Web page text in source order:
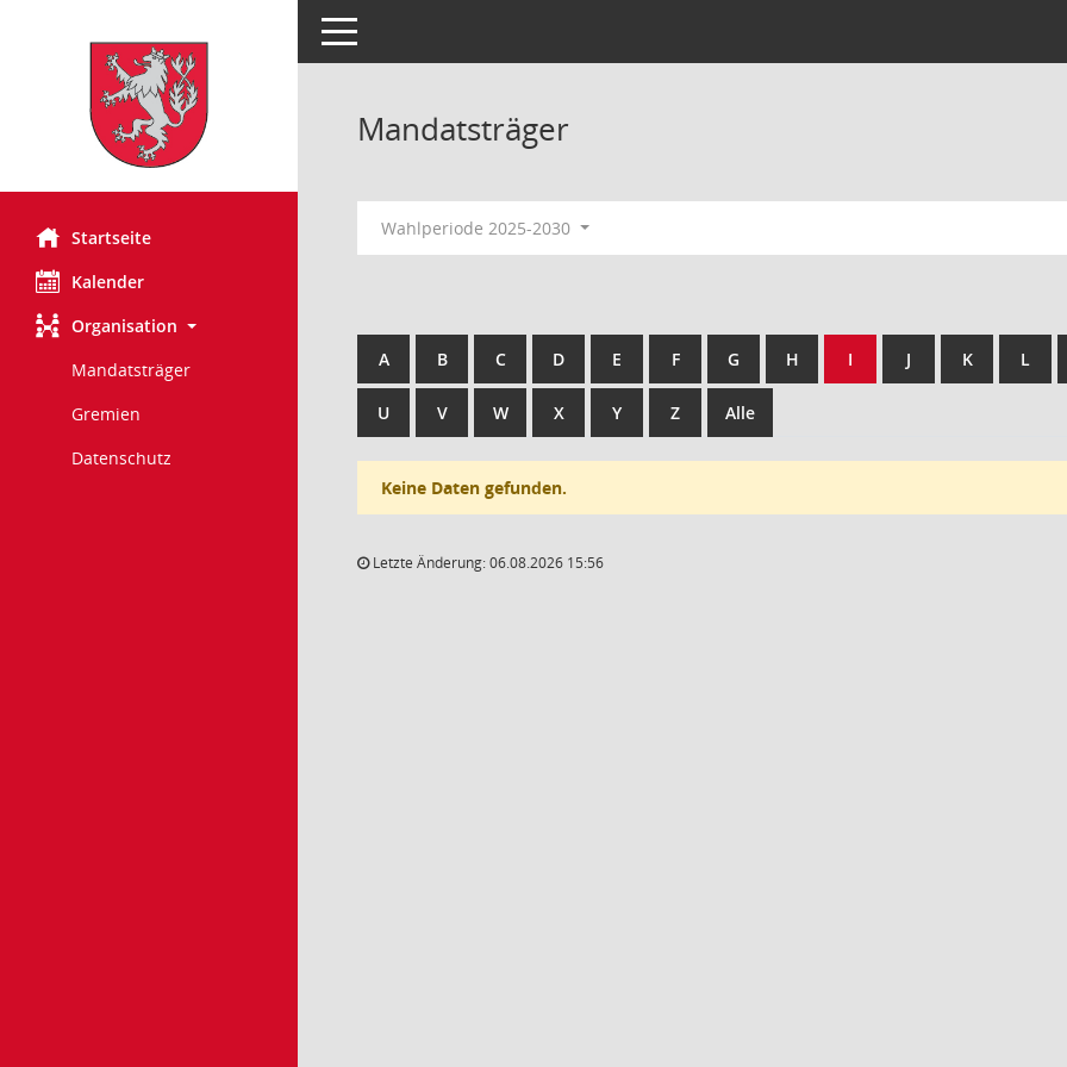
Startseite
Kalender
Organisation
Mandatsträger
Gremien
Datenschutz
Toggle navigation
Mandatsträger
Wahlperiode 2025-2030
A B C D E F G H I J K L
U V W X Y Z Alle
Keine Daten gefunden.
Letzte Änderung: 06.08.2026 15:56